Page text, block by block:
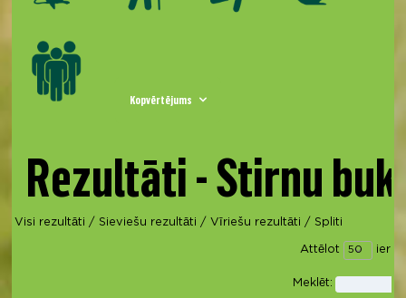
Kopvērtējums
Rezultāti - Stirnu
Visi rezultāti / Sieviešu rezultāti / Vīriešu rezultāti / Spliti
Attēlot
Meklēt: